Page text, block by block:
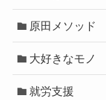
原田メソッド
大好きなモノ
就労支援